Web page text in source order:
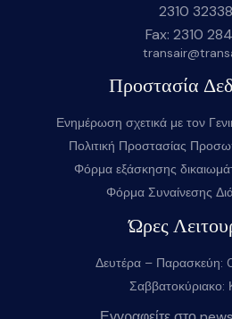
2310
Fax: 2310
Προστασία
Ενημέρωση σχετικά με τον
Πολιτική Προστασίας
Φόρμα εξάσκησης
Φόρμα Συναίνεσης
Ώρες
Δευτέρα – Παρασκεύη:
Σαββατοκύριακο: